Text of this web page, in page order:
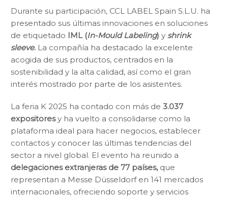
Durante su participación, CCL LABEL Spain S.L.U. ha
presentado sus últimas innovaciones en soluciones
de etiquetado IML (In-Mould Labeling) y shrink
sleeve. La compañía ha destacado la excelente
acogida de sus productos, centrados en la
sostenibilidad y la alta calidad, así como el gran
interés mostrado por parte de los asistentes.
La feria K 2025 ha contado con más de 3.037
expositoresy ha vuelto a consolidarse como la
plataforma ideal para hacer negocios, establecer
contactos y conocer las últimas tendencias del
sector a nivel global. El evento ha reunido a
delegaciones extranjeras de 77 países, que
representan a Messe Düsseldorf en 141 mercados
internacionales, ofreciendo soporte y servicios